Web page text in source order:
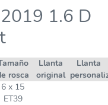
1.6 D
rosca
Llanta
original
Llanta
6 x 15
ET39